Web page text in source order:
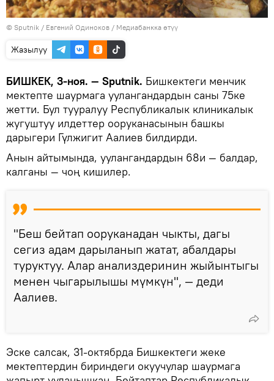
© Sputnik / Евгений Одиноков / Медиабанкка өтүү
Жазылуу
БИШКЕК, 3-ноя. — Sputnik. Бишкектеги менчик
мектепте шаурмага уулангандардын саны 75ке
жетти. Бул тууралуу Республикалык клиникалык
жугуштуу илдеттер ооруканасынын башкы
дарыгери Гүлжигит Аалиев билдирди.
Анын айтымында, уулангандардын 68и — балдар,
калганы — чоң кишилер.
"Беш бейтап ооруканадан чыкты, дагы
сегиз адам дарыланып жатат, абалдары
туруктуу. Алар анализдеринин жыйынтыгы
менен чыгарылышы мүмкүн", — деди
Аалиев.
Эске салсак, 31-октябрда Бишкектеги жеке
мектептердин бириндеги окуучулар шаурмага